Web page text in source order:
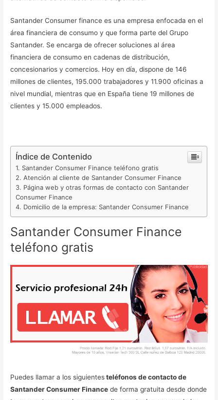
Santander Consumer finance es una empresa enfocada en el
área financiera de consumo y que forma parte del Grupo
Santander. Se encarga de ofrecer soluciones al área
financiera de consumo en cadenas de distribución,
concesionarios y comercios. Hoy en día, dispone de 146
millones de clientes, 195.000 trabajadores y 11.900 oficinas a
nivel mundial, mientras que en España tiene 19 millones de
clientes y 15.000 empleados.
Índice de Contenido
Santander Consumer Finance teléfono gratis
Atención al cliente de Santander Consumer Finance
Página web y otras formas de contacto con Santander
Consumer Finance
Domicilio de la empresa: Santander Consumer Finance
Santander Consumer Finance
teléfono gratis
Puedes llamar a los siguientesteléfonos de contacto de
Santander Consumer Finance de forma gratuita desde donde